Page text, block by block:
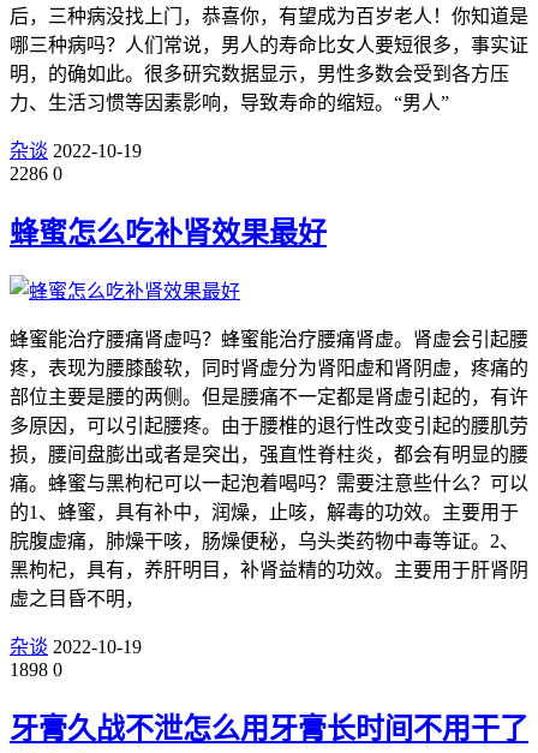
后，三种病没找上门，恭喜你，有望成为百岁老人！你知道是
哪三种病吗？人们常说，男人的寿命比女人要短很多，事实证
明，的确如此。很多研究数据显示，男性多数会受到各方压
力、生活习惯等因素影响，导致寿命的缩短。“男人”
杂谈 2022-10-19
2286 0
蜂蜜怎么吃补肾效果最好
蜂蜜能治疗腰痛肾虚吗？蜂蜜能治疗腰痛肾虚。肾虚会引起腰
疼，表现为腰膝酸软，同时肾虚分为肾阳虚和肾阴虚，疼痛的
部位主要是腰的两侧。但是腰痛不一定都是肾虚引起的，有许
多原因，可以引起腰疼。由于腰椎的退行性改变引起的腰肌劳
损，腰间盘膨出或者是突出，强直性脊柱炎，都会有明显的腰
痛。蜂蜜与黑枸杞可以一起泡着喝吗？需要注意些什么？可以
的1、蜂蜜，具有补中，润燥，止咳，解毒的功效。主要用于
脘腹虚痛，肺燥干咳，肠燥便秘，乌头类药物中毒等证。2、
黑枸杞，具有，养肝明目，补肾益精的功效。主要用于肝肾阴
虚之目昏不明，
杂谈 2022-10-19
1898 0
牙膏久战不泄怎么用牙膏长时间不用干了